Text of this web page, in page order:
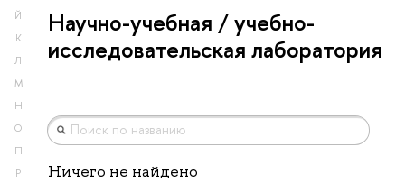
Й
К
Л
М
Н
О
П
Р
Научно-учебная / учебно-
исследовательская лаборатория
Ничего не найдено